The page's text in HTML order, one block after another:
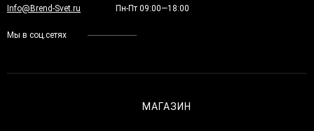
Info@Brend-Svet.ru Пн-Пт 09:00—18:00
Мы в соц.сетях
МАГАЗИН